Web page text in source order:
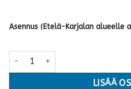
Asennus (Etelä-Karjalan alueelle
Jousi-Tapio 1-istuttava
LISÄÄ